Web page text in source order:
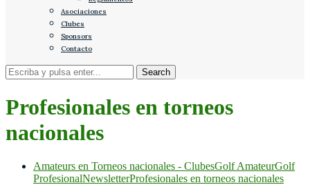
Asociaciones
Clubes
Sponsors
Contacto
Profesionales en torneos
nacionales
Amateurs en Torneos nacionales - ClubesGolf AmateurGolf
ProfesionalNewsletterProfesionales en torneos nacionales